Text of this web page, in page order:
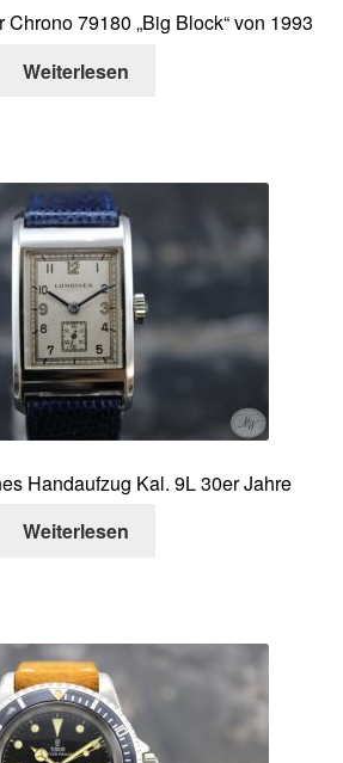
79180 „Big Block“ von 1993
Weiterlesen
Handaufzug Kal. 9L 30er Jahre
Weiterlesen